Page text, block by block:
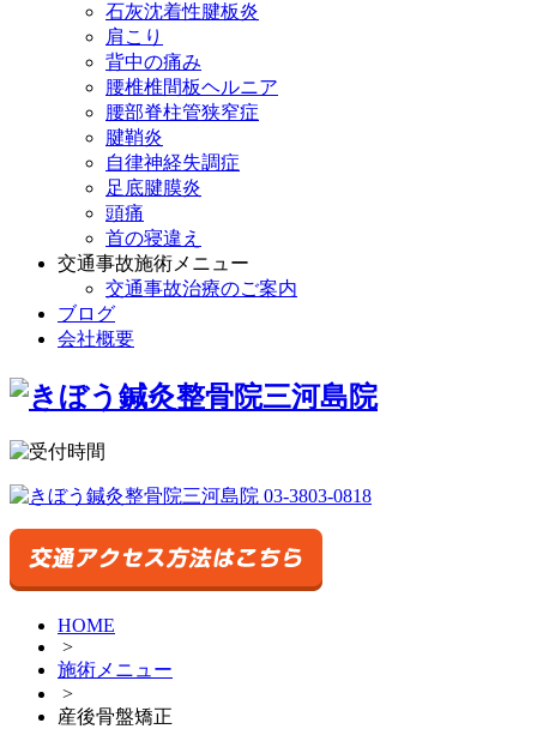
石灰沈着性腱板炎
肩こり
背中の痛み
腰椎椎間板ヘルニア
腰部脊柱管狭窄症
腱鞘炎
自律神経失調症
足底腱膜炎
頭痛
首の寝違え
交通事故施術メニュー
交通事故治療のご案内
ブログ
会社概要
HOME
>
施術メニュー
>
産後骨盤矯正